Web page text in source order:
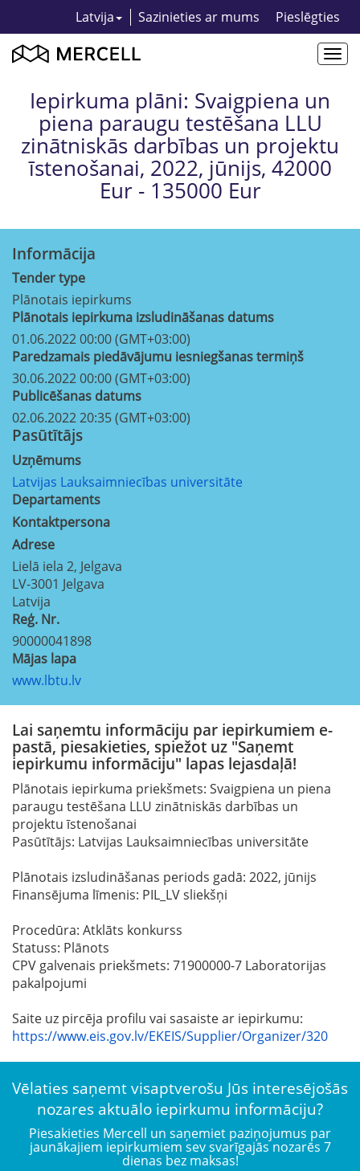
Latvija Sazinieties ar mums Pieslēgties
Iepirkuma plāni: Svaigpiena un
piena paraugu testēšana LLU
zinātniskās darbības un projektu
īstenošanai, 2022, jūnijs, 42000
Eur - 135000 Eur
Informācija
Tender type
Plānotais iepirkums
Plānotais iepirkuma izsludināšanas datums
01.06.2022 00:00 (GMT+03:00)
Paredzamais piedāvājumu iesniegšanas termiņš
30.06.2022 00:00 (GMT+03:00)
Publicēšanas datums
02.06.2022 20:35 (GMT+03:00)
Pasūtītājs
Uzņēmums
Latvijas Lauksaimniecības universitāte
Departaments
Kontaktpersona
Adrese
Lielā iela 2, Jelgava
LV-3001 Jelgava
Latvija
Reģ. Nr.
90000041898
Mājas lapa
www.lbtu.lv
Lai saņemtu informāciju par iepirkumiem e-
pastā, piesakieties, spiežot uz "Saņemt
iepirkumu informāciju" lapas lejasdaļā!
Plānotais iepirkuma priekšmets: Svaigpiena un piena
paraugu testēšana LLU zinātniskās darbības un
projektu īstenošanai
Pasūtītājs: Latvijas Lauksaimniecības universitāte
Plānotais izsludināšanas periods gadā: 2022, jūnijs
Finansējuma līmenis: PIL_LV sliekšņi
Procedūra: Atklāts konkurss
Statuss: Plānots
CPV galvenais priekšmets: 71900000-7 Laboratorijas
pakalpojumi
Saite uz pircēja profilu vai sasaiste ar iepirkumu:
https://www.eis.gov.lv/EKEIS/Supplier/Organizer/320
Vēlaties saņemt visaptverošu Jūs interesējošās
nozares aktuālo iepirkumu informāciju?
Piesakieties Mercell un saņemiet paziņojumus par
jaunākajiem iepirkumiem sev svarīgajās nozarēs 7
dienas bez maksas!